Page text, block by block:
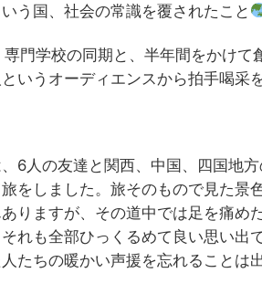
う国、社会の常識を覆されたこと
専門学校の同期と、半年間をかけ
いうオーディエンスから拍手喝采
6人の友達と関西、中国、四国地
をしました。旅そのもので見た
りますが、その道中では足を痛め
れも全部ひっくるめて良い思い
たちの暖かい声援を忘れることは